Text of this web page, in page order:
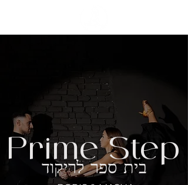
Prime Step
בית ספר לריקוד